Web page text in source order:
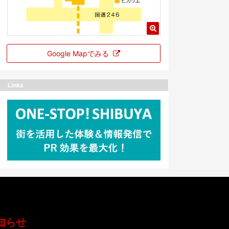
Google Mapでみる
Links
らせ